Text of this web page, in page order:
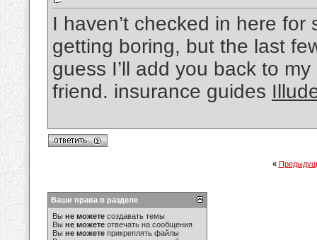
I haven’t checked in here
getting boring, but the last
guess I’ll add you back to
friend. insurance guides
«
Ваши права в разделе
Вы не можете создавать темы
Вы не можете отвечать на сообщения
Вы не можете прикреплять файлы